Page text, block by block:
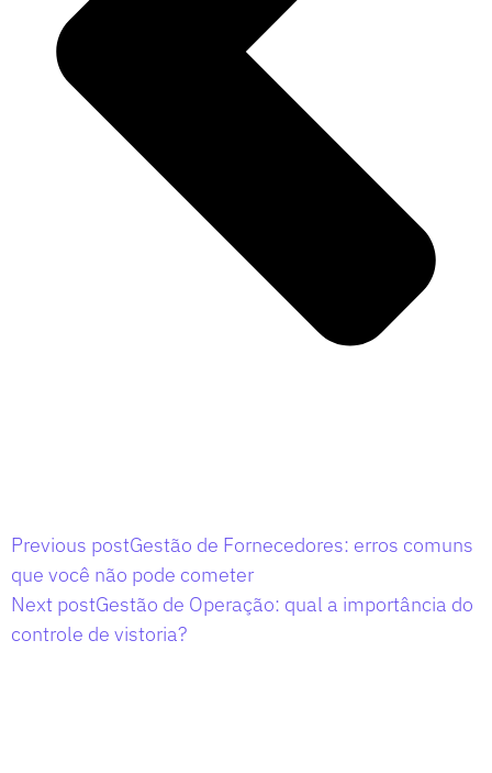
Previous postGestão de Fornecedores: erros comuns
que você não pode cometer
Next postGestão de Operação: qual a importância do
controle de vistoria?